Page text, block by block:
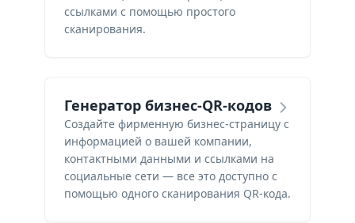
ссылками с помощью простого
сканирования.
Генератор бизнес-QR-кодов
Создайте фирменную бизнес-страницу с
информацией о вашей компании,
контактными данными и ссылками на
социальные сети — все это доступно с
помощью одного сканирования QR-кода.